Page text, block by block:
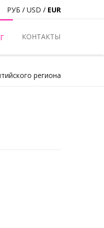
РУБ / USD / EUR
КОНТАКТЫ
региона